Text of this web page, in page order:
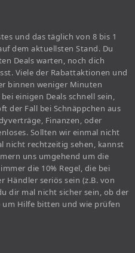
und das täglich von 8 bis 1
dem aktuellsten Stand. Du
Deals warten, noch dich
Viele der Rabattaktionen und
binnen weniger Minuten
einigen Deals schnell sein,
der Fall bei Schnäppchen aus
Finanzen, oder
Sollten wir einmal nicht
nicht rechtzeitig sehen, kannst
uns umgehend um die
die 10% Regel, die bei
Händler seriös sein (z.B. von
dir mal nicht sicher sein, ob der
Hilfe bitten und wie prüfen